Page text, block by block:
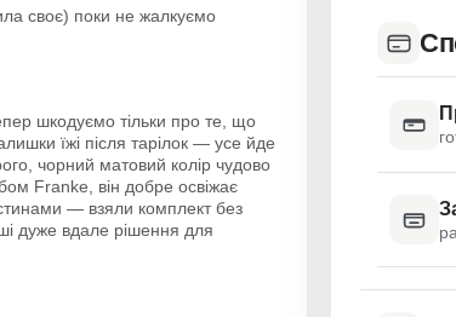
своє) поки не жалкуємо
шкодуємо тільки про те, що
їжі після тарілок — усе йде
чорний матовий колір чудово
Franke, він добре освіжає
— взяли комплект без
дуже вдале рішення для